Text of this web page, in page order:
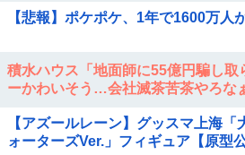
【悲報】ポケポケ、1年で1600万人
積水ハウス「地面師に55億円騙し
ーかわいそう…会社滅茶苦茶やろな
【アズールレーン】グッスマ上海「
ォーターズVer.」フィギュア【原型